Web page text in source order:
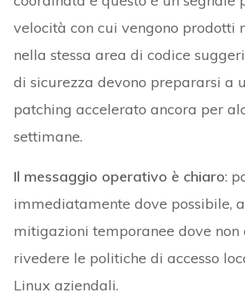
velocità con cui vengono prodotti
nella stessa area di codice
di sicurezza devono prepararsi a
patching accelerato ancora per
settimane.
Il messaggio operativo è chiaro:
immediatamente dove possibile,
mitigazioni temporanee dove non
rivedere le politiche di accesso
Linux aziendali.